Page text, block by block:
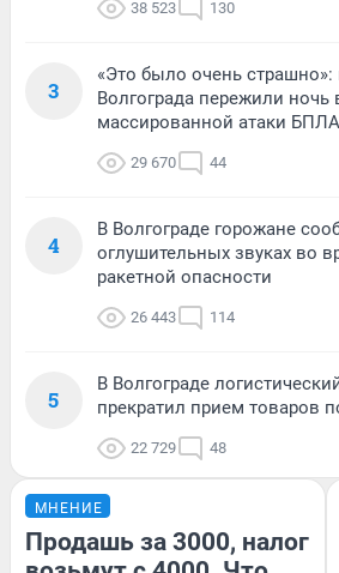
38 523 130
3
«Это было очень страшно»:
Волгограда пережили ночь
массированной атаки
29 670 44
4
В Волгограде горожане
оглушительных звуках во
ракетной опасности
26 443 114
5
В Волгограде
прекратил прием товаров
22 729 48
МНЕНИЕ
Продашь за 3000, налог